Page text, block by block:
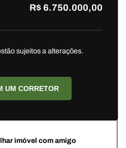
R$ 6.750.000,00
sujeitos a alterações.
UM CORRETOR
imóvel com amigo